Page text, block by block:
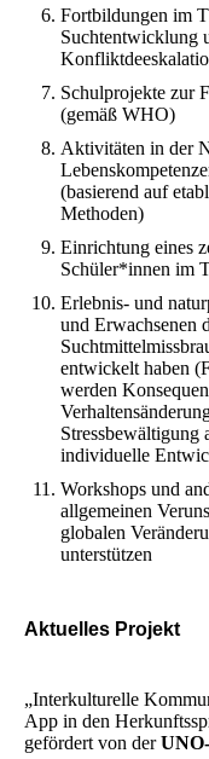
Fortbildungen im
Suchtentwicklung
Schulprojekte zur
(gemäß WHO)
Aktivitäten in der
(basierend auf
Methoden)
Einrichtung eines
Schüler*innen im
Erlebnis- und
und Erwachsenen
entwickelt haben
werden
Stressbewältigung
individuelle
Workshops und
allgemeinen
globalen
unterstützen
Aktuelles Projekt
„Interkulturelle
App in den
gefördert von der